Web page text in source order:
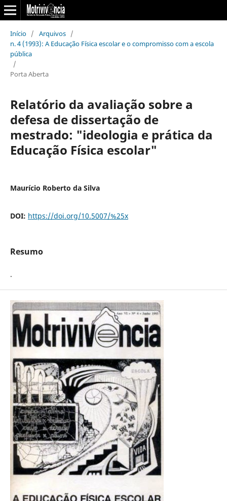
Início / Arquivos /
n. 4 (1993): A Educação Física escolar e o compromisso com a escola
pública
/
Porta Aberta
Relatório da avaliação sobre a
defesa de dissertação de
mestrado: "ideologia e prática da
Educação Física escolar"
Maurício Roberto da Silva
DOI: https://doi.org/10.5007/%25x
Resumo
.